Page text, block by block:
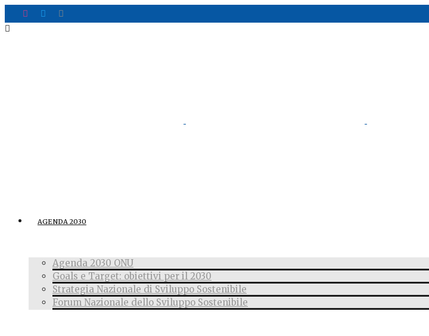
AGENDA 2030
Agenda 2030 ONU
Goals e Target: obiettivi per il 2030
Strategia Nazionale di Sviluppo Sostenibile
Forum Nazionale dello Sviluppo Sostenibile